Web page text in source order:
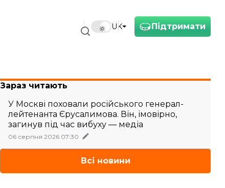
Підтримати
UK
Зараз читають
У Москві поховали російського генерал-
лейтенанта Єрусалимова. Він, імовірно,
загинув під час вибуху — медіа
06 серпня 2026 07:30
Всі новини